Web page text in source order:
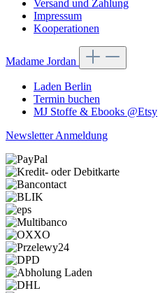
Versand und Zahlung
Impressum
Kooperationen
Madame Jordan
Laden Berlin
Termin buchen
MJ Stoffe & Ebooks @Etsy
Newsletter Anmeldung